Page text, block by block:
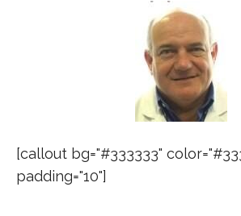
[callout bg="#333333"
padding="10"]